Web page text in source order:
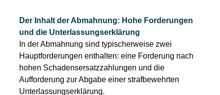
Der Inhalt der Abmahnung: Hohe Forderungen
und die Unterlassungserklärung
In der Abmahnung sind typischerweise zwei
Hauptforderungen enthalten: eine Forderung nach
hohen Schadensersatzzahlungen und die
Aufforderung zur Abgabe einer strafbewehrten
Unterlassungserklärung.